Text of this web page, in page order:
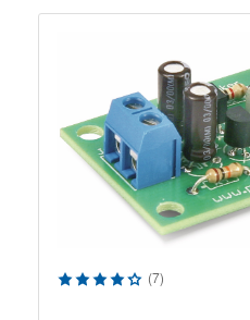
Durchschnittliche
(7)